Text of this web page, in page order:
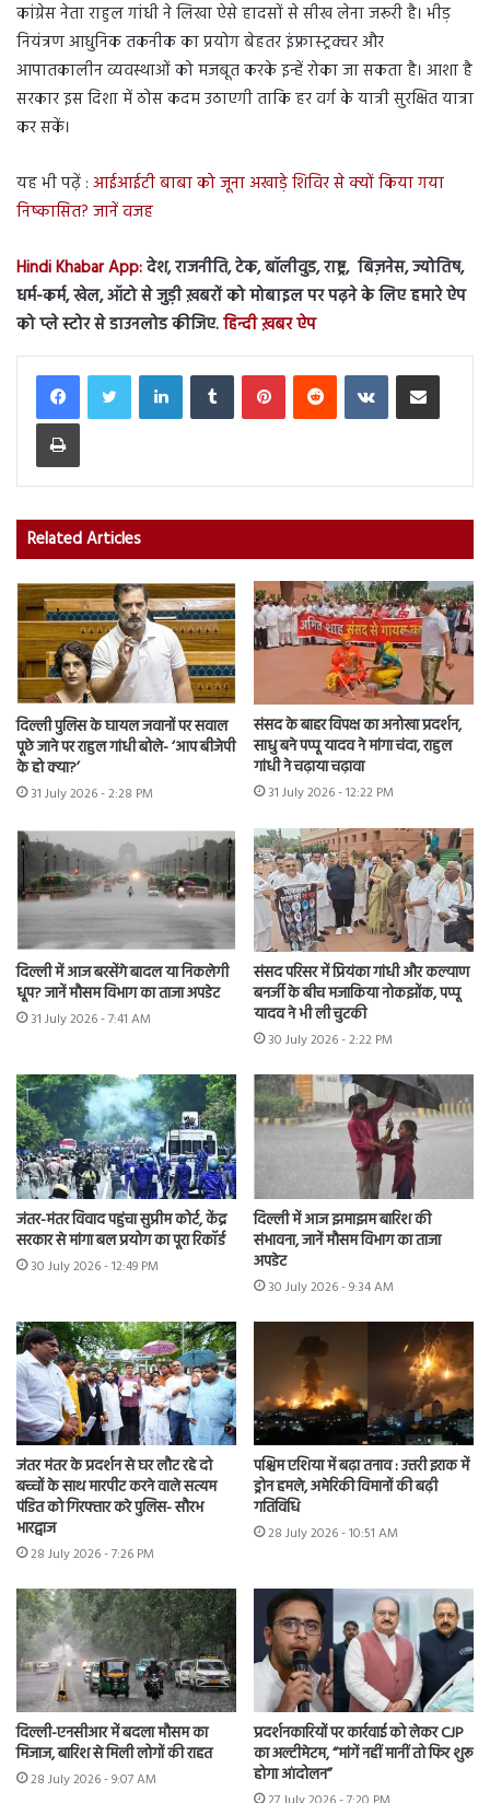
कांग्रेस नेता राहुल गांधी ने लिखा ऐसे हादसों से सीख लेना जरूरी है। भीड़
नियंत्रण आधुनिक तकनीक का प्रयोग बेहतर इंफ्रास्ट्रक्चर और
आपातकालीन व्यवस्थाओं को मजबूत करके इन्हें रोका जा सकता है। आशा है
सरकार इस दिशा में ठोस कदम उठाएगी ताकि हर वर्ग के यात्री सुरक्षित यात्रा
कर सकें।
यह भी पढ़ें : आईआईटी बाबा को जूना अखाड़े शिविर से क्यों किया गया
निष्कासित? जानें वजह
Hindi Khabar App:देश, राजनीति, टेक, बॉलीवुड, राष्ट्र, बिज़नेस, ज्योतिष,
धर्म-कर्म, खेल, ऑटो से जुड़ी ख़बरों को मोबाइल पर पढ़ने के लिए हमारे ऐप
को प्ले स्टोर से डाउनलोड कीजिए.हिन्दी ख़बर ऐप
LinkedInTumblr PinterestReddit VKontakteShare via Email
Print
Related Articles
दिल्ली पुलिस के घायल जवानों पर सवाल
पूछे जाने पर राहुल गांधी बोले- ‘आप बीजेपी
के हो क्या?’
31 July 2026 - 2:28 PM
संसद के बाहर विपक्ष का अनोखा प्रदर्शन,
साधु बने पप्पू यादव ने मांगा चंदा, राहुल
गांधी ने चढ़ाया चढ़ावा
31 July 2026 - 12:22 PM
दिल्ली में आज बरसेंगे बादल या निकलेगी
धूप? जानें मौसम विभाग का ताजा अपडेट
31 July 2026 - 7:41 AM
संसद परिसर में प्रियंका गांधी और कल्याण
बनर्जी के बीच मजाकिया नोकझोंक, पप्पू
यादव ने भी ली चुटकी
30 July 2026 - 2:22 PM
जंतर-मंतर विवाद पहुंचा सुप्रीम कोर्ट, केंद्र
सरकार से मांगा बल प्रयोग का पूरा रिकॉर्ड
30 July 2026 - 12:49 PM
दिल्ली में आज झमाझम बारिश की
संभावना, जानें मौसम विभाग का ताजा
अपडेट
30 July 2026 - 9:34 AM
जंतर मंतर के प्रदर्शन से घर लौट रहे दो
बच्चों के साथ मारपीट करने वाले सत्यम
पंडित को गिरफ्तार करे पुलिस- सौरभ
भारद्वाज
28 July 2026 - 7:26 PM
पश्चिम एशिया में बढ़ा तनाव : उत्तरी इराक में
ड्रोन हमले, अमेरिकी विमानों की बढ़ी
गतिविधि
28 July 2026 - 10:51 AM
दिल्ली-एनसीआर में बदला मौसम का
मिजाज, बारिश से मिली लोगों की राहत
28 July 2026 - 9:07 AM
प्रदर्शनकारियों पर कार्रवाई को लेकर CJP
का अल्टीमेटम, “मांगें नहीं मानीं तो फिर शुरू
होगा आंदोलन”